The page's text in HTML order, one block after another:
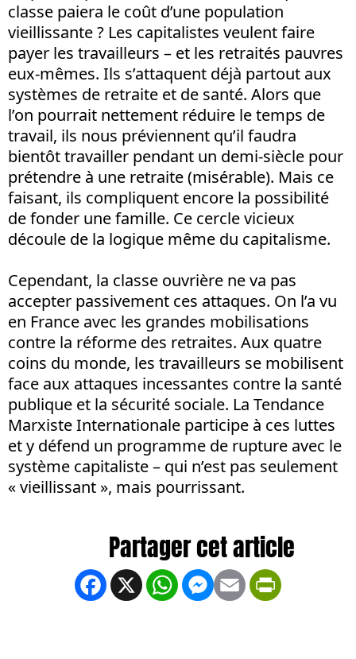
classe paiera le coût d’une population
vieillissante ? Les capitalistes veulent faire
payer les travailleurs – et les retraités pauvres
eux-mêmes. Ils s’attaquent déjà partout aux
systèmes de retraite et de santé. Alors que
l’on pourrait nettement réduire le temps de
travail, ils nous préviennent qu’il faudra
bientôt travailler pendant un demi-siècle pour
prétendre à une retraite (misérable). Mais ce
faisant, ils compliquent encore la possibilité
de fonder une famille. Ce cercle vicieux
découle de la logique même du capitalisme.
Cependant, la classe ouvrière ne va pas
accepter passivement ces attaques. On l’a vu
en France avec les grandes mobilisations
contre la réforme des retraites. Aux quatre
coins du monde, les travailleurs se mobilisent
face aux attaques incessantes contre la santé
publique et la sécurité sociale. La Tendance
Marxiste Internationale participe à ces luttes
et y défend un programme de rupture avec le
système capitaliste – qui n’est pas seulement
« vieillissant », mais pourrissant.
Facebook
X WhatsApp
Messenger
Email